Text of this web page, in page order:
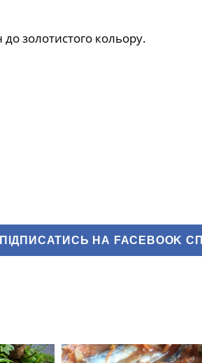
до золотистого кольору.
ПІДПИСАТИСЬ НА FACEBOOK